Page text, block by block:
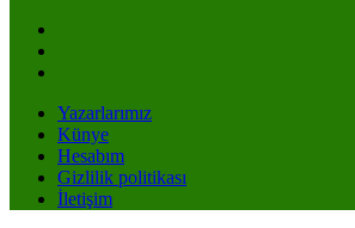
Yazarlarımız
Künye
Hesabım
Gizlilik politikası
İletişim